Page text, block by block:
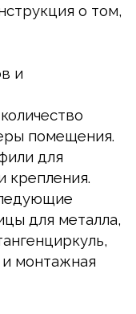
о том,
и
помещения.
для
крепления.
для металла,
и монтажная